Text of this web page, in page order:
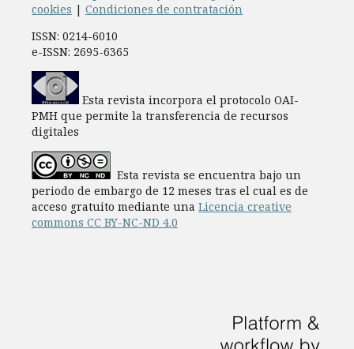
cookies | Condiciones de contratación
ISSN: 0214-6010
e-ISSN: 2695-6365
Esta revista incorpora el protocolo OAI-
PMH que permite la transferencia de recursos
digitales
Esta revista se encuentra bajo un
periodo de embargo de 12 meses tras el cual es de
acceso gratuito mediante una Licencia creative
commons CC BY-NC-ND 4.0